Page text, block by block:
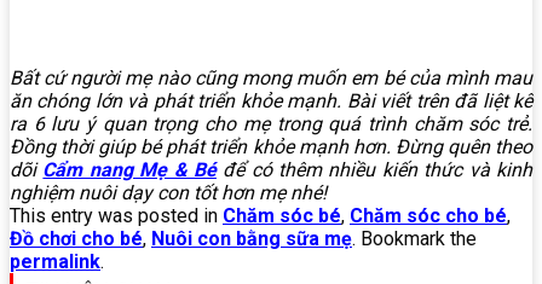
Bất cứ người mẹ nào cũng mong muốn em bé của mình mau
ăn chóng lớn và phát triển khỏe mạnh. Bài viết trên đã liệt kê
ra 6 lưu ý quan trọng cho mẹ trong quá trình chăm sóc trẻ.
Đồng thời giúp bé phát triển khỏe mạnh hơn. Đừng quên theo
dõi Cẩm nang Mẹ & Béđể có thêm nhiều kiến thức và kinh
nghiệm nuôi dạy con tốt hơn mẹ nhé!
This entry was posted in Chăm sóc bé, Chăm sóc cho bé,
Đồ chơi cho bé, Nuôi con bằng sữa mẹ. Bookmark the
permalink.